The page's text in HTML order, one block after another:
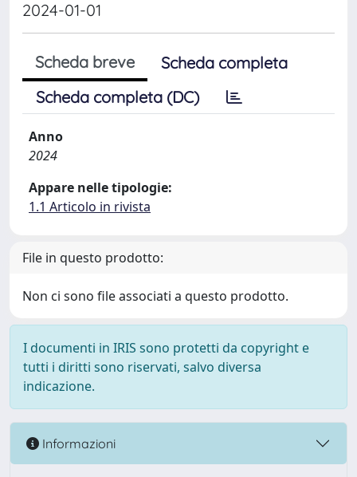
2024-01-01
Scheda breve
Scheda completa
Scheda completa (DC)
Anno
2024
Appare nelle tipologie:
1.1 Articolo in rivista
File in questo prodotto:
Non ci sono file associati a questo prodotto.
I documenti in IRIS sono protetti da copyright e
tutti i diritti sono riservati, salvo diversa
indicazione.
Informazioni